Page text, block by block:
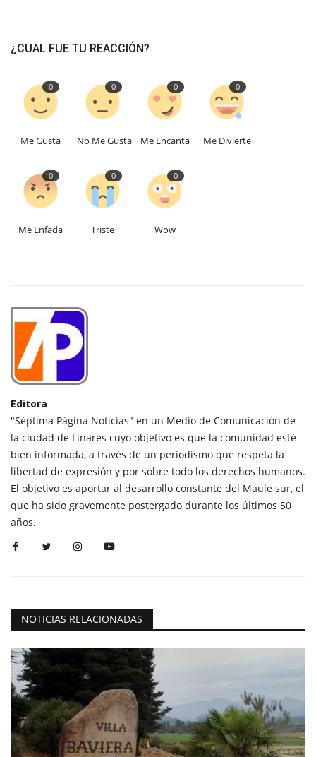
¿CUAL FUE TU REACCIÓN?
0
Me Gusta
0
No Me Gusta
0
Me Encanta
0
Me Divierte
0
Me Enfada
0
Triste
0
Wow
Editora
"Séptima Página Noticias" en un Medio de Comunicación de
la ciudad de Linares cuyo objetivo es que la comunidad esté
bien informada, a través de un periodismo que respeta la
libertad de expresión y por sobre todo los derechos humanos.
El objetivo es aportar al desarrollo constante del Maule sur, el
que ha sido gravemente postergado durante los últimos 50
años.
NOTICIAS RELACIONADAS